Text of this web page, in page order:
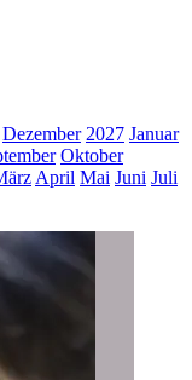
Dezember 2027 Januar
Oktober
April Mai Juni Juli